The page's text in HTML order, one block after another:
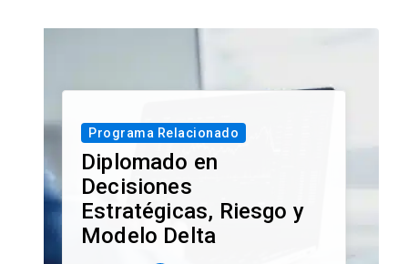
Programa Relacionado
Diplomado en
Decisiones
Estratégicas, Riesgo y
Modelo Delta